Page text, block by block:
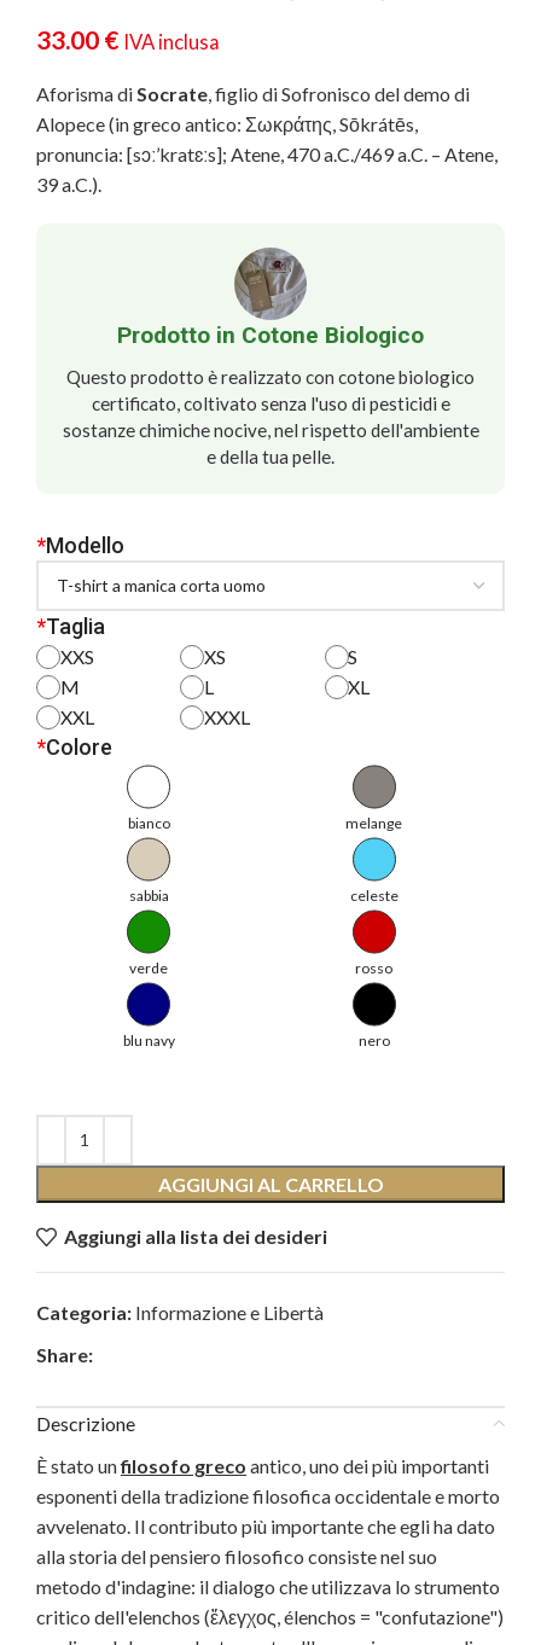
33.00 € IVA inclusa
Aforisma di Socrate , figlio di Sofronisco del demo di
Alopece (in greco antico: Σωκράτης, Sōkrátēs,
pronuncia: [sɔː’kratɛːs]; Atene, 470 a.C./469 a.C. – Atene,
39 a.C.).
Prodotto in Cotone Biologico
Questo prodotto è realizzato con cotone biologico
certificato, coltivato senza l'uso di pesticidi e
sostanze chimiche nocive, nel rispetto dell'ambiente
e della tua pelle.
*Modello
*Taglia
XXS XS
S
M
L
XL
XXL
XXXL
*Colore
bianco melange
sabbia celeste
verde rosso
blu navy nero
AGGIUNGI AL CARRELLO
Aggiungi alla lista dei desideri
Categoria: Informazione e Libertà
Share:
Descrizione
È stato unfilosofo greco antico, uno dei più importanti
esponenti della tradizione filosofica occidentale e morto
avvelenato. Il contributo più importante che egli ha dato
alla storia del pensiero filosofico consiste nel suo
metodo d'indagine: il dialogo che utilizzava lo strumento
critico dell'elenchos (ἔλεγχος, élenchos = "confutazione")